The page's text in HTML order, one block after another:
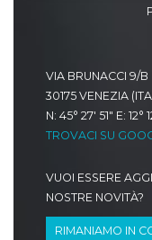
VIA BRUNACCI 9/B
30175 VENEZIA
N: 45° 27' 51" E: 12°
TROVACI SU
VUOI ESSERE
NOSTRE NOVITÀ?
RIMANIAMO IN